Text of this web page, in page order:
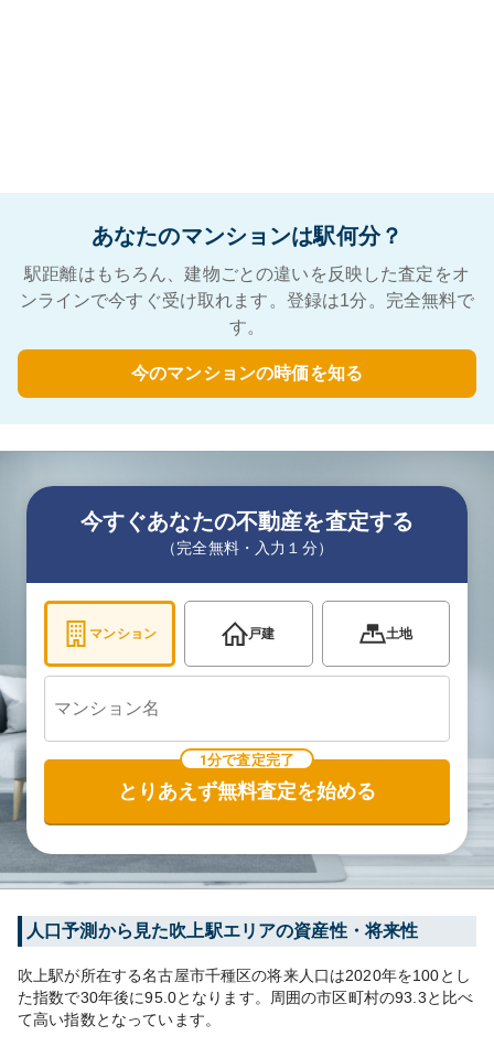
あなたのマンションは駅何分？
駅距離はもちろん、建物ごとの違いを反映した査定をオ
ンラインで今すぐ受け取れます。登録は1分。完全無料で
す。
今のマンションの時価を知る
今すぐあなたの不動産を査定する
（完全無料・入力１分）
マンション 戸建 土地
1分で査定完了
とりあえず無料査定を始める
人口予測から見た吹上駅エリアの資産性・将来性
吹上駅が所在する名古屋市千種区の将来人口は2020年を100とし
た指数で30年後に95.0となります。 周囲の市区町村の93.3と比べ
て高い指数となっています。